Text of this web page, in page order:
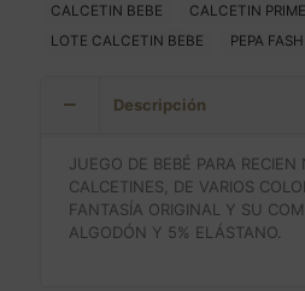
CALCETIN BEBE
CALCETIN
LOTE CALCETIN BEBE
PEPA
Descripción
JUEGO DE BEBÉ PARA RECIEN
CALCETINES, DE VARIOS
FANTASÍA ORIGINAL Y SU
ALGODÓN Y 5% ELÁSTANO.